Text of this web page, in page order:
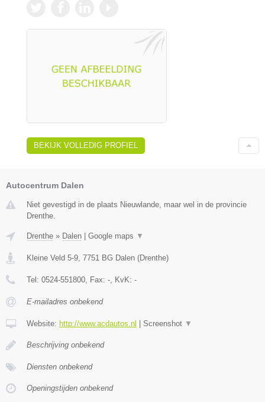
BEKIJK VOLLEDIG PROFIEL
Autocentrum Dalen
Niet gevestigd in de plaats Nieuwlande, maar wel in de provincie
Drenthe.
Drenthe » Dalen Google maps ▼
Kleine Veld 5-9 7751 BG Dalen (Drenthe)
Tel: 0524-551800 , Fax: - , KvK: -
E-mailadres onbekend
Website: http://www.acdautos.nl Screenshot ▼
Beschrijving onbekend
Diensten onbekend
Openingstijden onbekend